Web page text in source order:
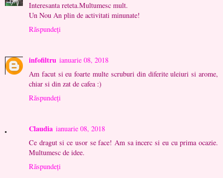
Interesanta reteta.Multumesc mult.
Un Nou An plin de activitati minunate!
Răspundeți
infofiltru ianuarie 08, 2018
Am facut si eu foarte multe scruburi din diferite uleiuri si arome,
chiar si din zat de cafea :)
Răspundeți
Claudia ianuarie 08, 2018
Ce dragut si ce usor se face! Am sa incerc si eu cu prima ocazie.
Multumesc de idee.
Răspundeți